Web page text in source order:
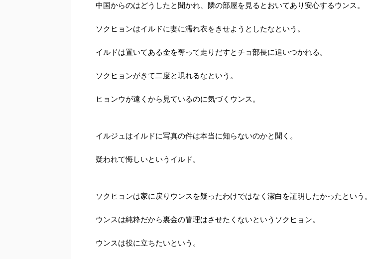
中国からのはどうしたと聞かれ、隣の部屋を見るとおいてあり安心するウンス。
ソクヒョンはイルドに妻に濡れ衣をきせようとしたなという。
イルドは置いてある金を奪って走りだすとチョ部長に追いつかれる。
ソクヒョンがきて二度と現れるなという。
ヒョンウが遠くから見ているのに気づくウンス。
イルジュはイルドに写真の件は本当に知らないのかと聞く。
疑われて悔しいというイルド。
ソクヒョンは家に戻りウンスを疑ったわけではなく潔白を証明したかったという。
ウンスは純粋だから裏金の管理はさせたくないというソクヒョン。
ウンスは役に立ちたいという。